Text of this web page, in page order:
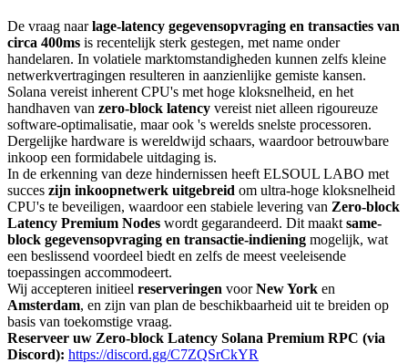
De vraag naarlage-latency gegevensopvraging en transacties van
circa 400ms is recentelijk sterk gestegen, met name onder
handelaren. In volatiele marktomstandigheden kunnen zelfs kleine
netwerkvertragingen resulteren in aanzienlijke gemiste kansen.
Solana vereist inherent CPU's met hoge kloksnelheid, en het
handhaven van zero-block latency vereist niet alleen rigoureuze
software-optimalisatie, maar ook 's werelds snelste processoren.
Dergelijke hardware is wereldwijd schaars, waardoor betrouwbare
inkoop een formidabele uitdaging is.
In de erkenning van deze hindernissen heeft ELSOUL LABO met
succes zijn inkoopnetwerk uitgebreid om ultra-hoge kloksnelheid
CPU's te beveiligen, waardoor een stabiele levering van Zero-block
Latency Premium Nodes wordt gegarandeerd. Dit maakt same-
block gegevensopvraging en transactie-indiening mogelijk, wat
een beslissend voordeel biedt en zelfs de meest veeleisende
toepassingen accommodeert.
Wij accepteren initieel reserveringen voorNew York en
Amsterdam, en zijn van plan de beschikbaarheid uit te breiden op
basis van toekomstige vraag.
Reserveer uw Zero-block Latency Solana Premium RPC (via
Discord): https://discord.gg/C7ZQSrCkYR